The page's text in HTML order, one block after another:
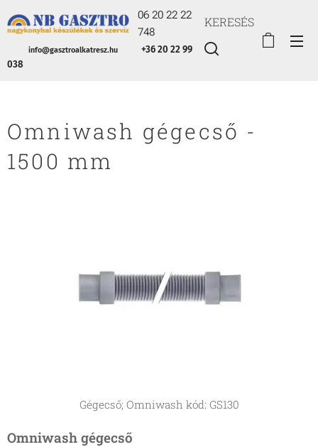
06 20 22 22
748
info@gasztroalkatresz.hu
+36 20 22 99
038
KERESÉS
Omniwash gégecső -
1500 mm
Gégecső; Omniwash kód: GS130
Omniwash gégecső